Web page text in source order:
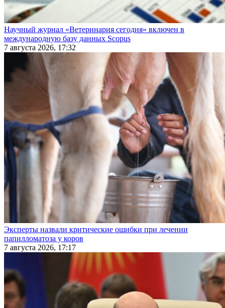
Научный журнал «Ветеринария сегодня» включен в
международную базу данных Scopus
7 августа 2026, 17:32
Эксперты назвали критические ошибки при лечении
папилломатоза у коров
7 августа 2026, 17:17